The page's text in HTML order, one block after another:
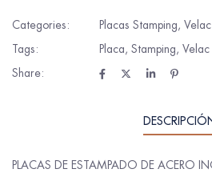
Categories: Placas Stamping, Velac
Tags:
Placa, Stamping, Velac
Share:
PLACAS DE ESTAMPADO DE ACERO